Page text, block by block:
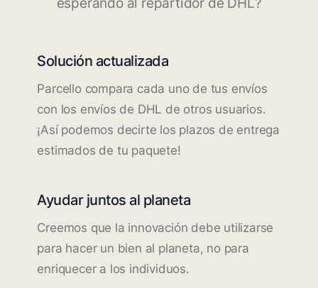
Solución actualizada
Parcello compara cada uno de tus envíos
con los envíos de DHL de otros usuarios.
¡Así podemos decirte los plazos de entrega
estimados de tu paquete!
Ayudar juntos al planeta
Creemos que la innovación debe utilizarse
para hacer un bien al planeta, no para
enriquecer a los individuos.